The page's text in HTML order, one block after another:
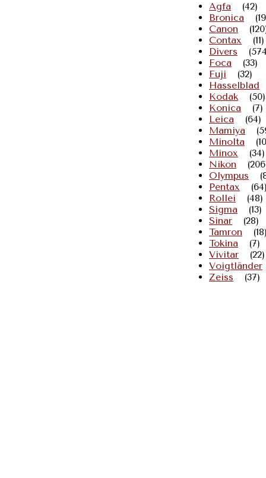
Agfa
(42)
Bronica
Canon
Contax
(11)
Divers
Foca
(33)
Fuji
(32)
Hasselblad
Kodak
(50)
Konica
(7)
Leica
(64)
Mamiya
Minolta
Minox
(34)
Nikon
Olympus
Pentax
Rollei
(48)
Sigma
(13)
Sinar
(28)
Tamron
Tokina
(7)
Vivitar
(22)
Voigtländer
Zeiss
(37)